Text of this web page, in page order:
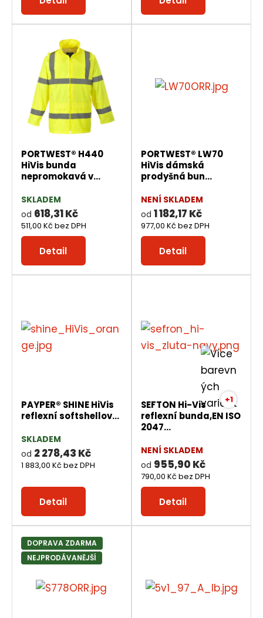
PORTWEST® H440
HiVis bunda
nepromokavá v...
od 618,31 Kč
511,00 Kč bez DPH
Detail
SKLADEM
PORTWEST® LW70
HiVis dámská
prodyšná bun...
od 1 182,17 Kč
977,00 Kč bez DPH
Detail
NENÍ SKLADEM
PAYPER® SHINE HiVis
reflexní softshellov...
od 2 278,43 Kč
1 883,00 Kč bez DPH
Detail
SKLADEM
+1
SEFTON Hi-Vis
reflexní bunda,EN ISO
2047...
od 955,90 Kč
790,00 Kč bez DPH
Detail
NENÍ SKLADEM
DOPRAVA ZDARMA
NEJPRODÁVANĚJŠÍ